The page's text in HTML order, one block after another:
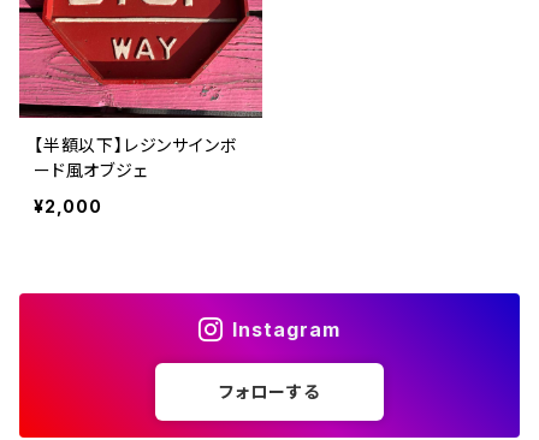
【半額以下】レジンサインボ
ード風オブジェ
¥2,000
Instagram
フォローする